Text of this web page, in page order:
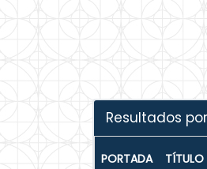
Resultados
PORTADA TÍTULO